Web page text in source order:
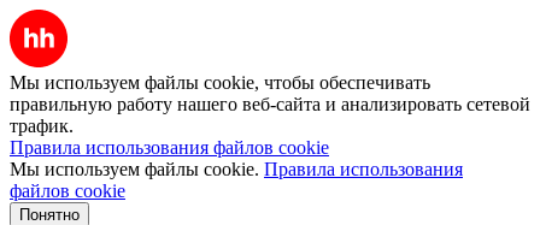
Мы используем файлы cookie, чтобы обеспечивать
правильную работу нашего веб-сайта и анализировать сетевой
трафик.
Правила использования файлов cookie
Мы используем файлы cookie. Правила использования
файлов cookie
Понятно